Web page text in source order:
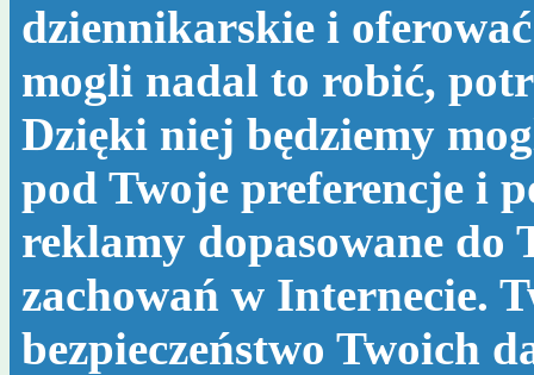
dziennikarskie i oferować
mogli nadal to robić,
Dzięki niej będziemy
pod Twoje preferencje i
reklamy dopasowane do
zachowań w Internecie.
bezpieczeństwo Twoich